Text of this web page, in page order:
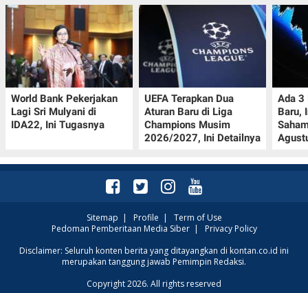
World Bank Pekerjakan
Lagi Sri Mulyani di
IDA22, Ini Tugasnya
UEFA Terapkan Dua
Aturan Baru di Liga
Champions Musim
2026/2027, Ini Detailnya
Ada 3
Baru,
Sitemap | Profile | Term of Use
Pedoman Pemberitaan Media Siber| Privacy Policy
Disclaimer: Seluruh konten berita yang ditayangkan di kontan.co.id ini
merupakan tanggung jawab Pemimpin Redaksi.
Copyright 2026. All rights reserved